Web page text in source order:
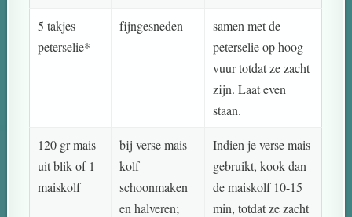
5 takjes
peterselie*
fijngesneden
samen met de
peterselie op hoog
vuur totdat ze zacht
zijn. Laat even
staan.
120 gr mais
uit blik of 1
maiskolf
bij verse mais
kolf
schoonmaken
en halveren;
Indien je verse mais
gebruikt, kook dan
de maiskolf 10-15
min, totdat ze zacht